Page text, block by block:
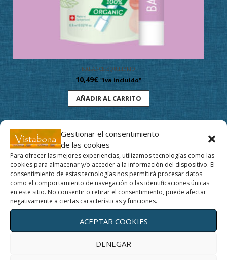
Gestionar el consentimiento
de las cookies
Para ofrecer las mejores experiencias, utilizamos tecnologías como las
cookies para almacenar y/o acceder a la información del dispositivo. El
consentimiento de estas tecnologías nos permitirá procesar datos
como el comportamiento de navegación o las identificaciones únicas
en este sitio. No consentir o retirar el consentimiento, puede afectar
negativamente a ciertas características y funciones.
ACEPTAR COOKIES
DENEGAR
BALANCE-EQUILIBRIO
10,49€ "iva incluido"
AÑADIR AL CARRITO
Movimiento y profundidad, un regalo para tus ojos
Un día con mis ojos